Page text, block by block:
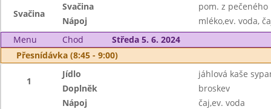
Svačina
Svačina
pom. z
Nápoj
mléko,ev. voda,
Menu
Chod
Středa 5. 6. 2024
Přesnídávka (8:45 - 9:00)
1
Jídlo
jáhlová kaše
Doplněk
broskev
Nápoj
čaj,ev. voda